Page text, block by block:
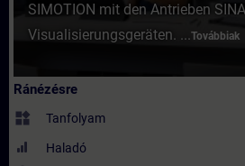
SIMOTION mit den Antrieben
Visualisierungsgeräten. ...Továbbiak
Ránézésre
widgets Tanfolyam
Haladó